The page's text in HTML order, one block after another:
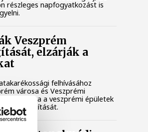
részleges napfogyatkozást is
Veszprém
elzárják a
felhívásához
városa és Veszprémi
lekapcsolta a veszprémi épületek
díszkivilágítását.